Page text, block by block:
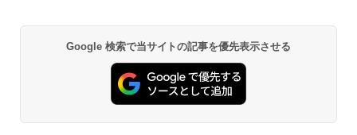
Google 検索で当サイトの記事を優先表示させる